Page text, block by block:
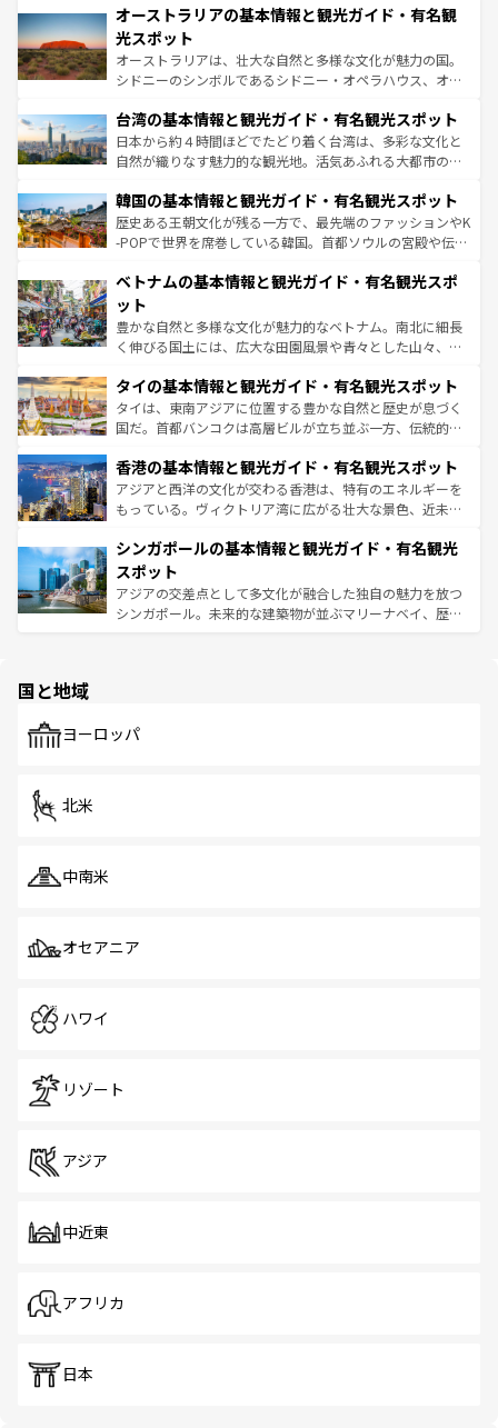
文化が魅力。旅行者はアメリカの各地域で異なる魅力を楽
しみながら、その多様性と豊かな歴史を感じることができ
るだろう。車でのロードトリップや列車の旅も、アメリカ
ならではの贅沢な旅のスタイルだ。 なお、新着のアメリカ
情報は コンテンツ一覧 を参照してほしい。
ワイ島は見逃せない。また、定番の観光地といえばオアフ
島だが、静かな自然を求めるならマウイ島やカウアイ島が
おすすめ。エメラルドグリーンに輝く海をはじめ、豊かな
文化や歴史が息づいている。「アロハスピリット」と呼ば
人々、おいしいローカルフードやハワイアンミュージッ
ク、伝統的なフラダンスなど、すべてがハワイの魅力を彩
っている。訪れるたびに新しい発見と感動が待っているハ
はコンテンツ一覧を参照してほしい。
オーストラリアの基本情報と観光ガイド・有名観
光スポット
オーストラリアは、壮大な自然と多様な文化が魅力の国。
シドニーのシンボルであるシドニー・オペラハウス、オー
リアリーフや大陸中央部にそびえるウルル（エアーズロッ
ク）、タスマニアの美しい原生林やケアンズの熱帯雨林な
ど、見どころがたくさん。また、カフェやワイン、オージ
いる。アクティビティも充実しており、サーフィンやダイ
ビング、ハイキングなど、アウトドア好きにはたまらな
い。オーストラリアの多彩な魅力を存分に味わいつくそ
参照してほしい。
台湾の基本情報と観光ガイド・有名観光スポット
日本から約４時間ほどでたどり着く台湾は、多彩な文化と
自然が織りなす魅力的な観光地。活気あふれる大都市の台
ン）、静ひつな山岳地帯である台湾東部など、都市の喧騒
と山間の静けさが共存しており、訪れる人に新しい発見と
驚きをもたらしてくれる。また、奥深い台湾の食文化も魅
容にもいいと評判のスイーツなど、バラエティ豊かな料理
照してほしい。
韓国の基本情報と観光ガイド・有名観光スポット
歴史ある王朝文化が残る一方で、最先端のファッションやK
-POPで世界を席巻している韓国。首都ソウルの宮殿や伝統
き、地方に足を延ばせば四季折々の自然美を楽しむことが
できる。そして、キムチや焼肉、絶品のストリートフード
まで、さまざまな韓国料理が待っている。夜には、韓国な
らではのナイトライフも堪能できる。あたたかいホスピタ
わってみてほしい。 なお、新着の韓国情報はコンテンツ一
覧 を参照してほしい。
ベトナムの基本情報と観光ガイド・有名観光スポ
ット
豊かな自然と多様な文化が魅力的なベトナム。南北に細長
く伸びる国土には、広大な田園風景や青々とした山々、世
急速な発展と共に伝統が息づく。ハノイの古い町並みやホ
ーチミン市のフランス統治時代の建物も、独特の雰囲気を
醸し出している。また、バラエティの豊かさとおいしさで
とつ。フォーやバインミー、ベトナムコーヒーなどは、ぜ
ひ現地で味わいたい。どの地域を訪れてもあたたかい人々
が旅行者を迎えてくれるので、きっと忘れられない旅にな
参照してほしい。
タイの基本情報と観光ガイド・有名観光スポット
タイは、東南アジアに位置する豊かな自然と歴史が息づく
国だ。首都バンコクは高層ビルが立ち並ぶ一方、伝統的な
の活気が交差している。北部ではチェンマイなどの山岳地
帯で自然と触れ合い、南部ではプーケットやクラビの美し
いビーチでリゾート気分を楽しむことができる。タイ料理
激する。気候は一年中温暖で、どの季節にも異なる楽しみ
が待っている。親しみやすいタイの人々、仏教を中心とし
た文化、そして多様な観光資源が、訪れる旅人を魅了し続
ける。 なお、新着のタイ情報はコンテンツ一覧を参照して
香港の基本情報と観光ガイド・有名観光スポット
アジアと西洋の文化が交わる香港は、特有のエネルギーを
もっている。ヴィクトリア湾に広がる壮大な景色、近未来
み、どこを訪れても感動するはず。観光スポットが密集し
ており、効率よく見どころを回れるのも魅力。息をのむよ
うな絶景から文化的な体験まで、香港を存分に楽しみ尽く
そう。 なお、新着の香港情報はコンテンツ一覧を参照して
シンガポールの基本情報と観光ガイド・有名観光
スポット
アジアの交差点として多文化が融合した独自の魅力を放つ
シンガポール。未来的な建築物が並ぶマリーナベイ、歴史
で、ホーカーズは地元の風情を楽しめる外せないスポット
国と地域
ヨーロッパ
北米
中南米
オセアニア
ハワイ
リゾート
アジア
中近東
アフリカ
日本